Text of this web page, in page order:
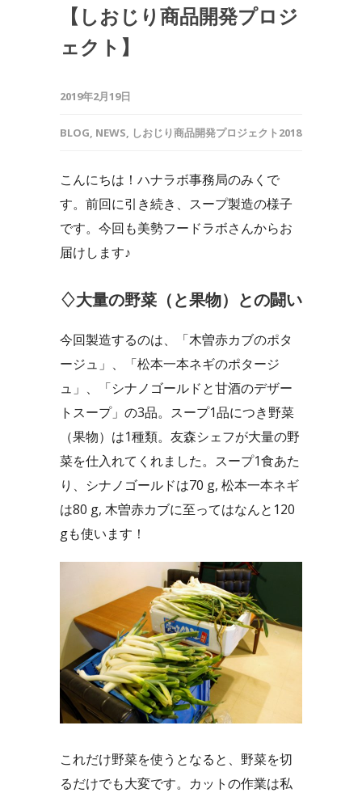
【しおじり商品開発プロジ
ェクト】
2019年2月19日
BLOG, NEWS, しおじり商品開発プロジェクト2018
こんにちは！ハナラボ事務局のみくで
す。前回に引き続き、スープ製造の様子
です。今回も美勢フードラボさんからお
届けします♪
♢大量の野菜（と果物）との闘い
今回製造するのは、「木曽赤カブのポタ
ージュ」、「松本一本ネギのポタージ
ュ」、「シナノゴールドと甘酒のデザー
トスープ」の3品。スープ1品につき野菜
（果物）は1種類。友森シェフが大量の野
菜を仕入れてくれました。スープ1食あた
り、シナノゴールドは70 g, 松本一本ネギ
は80 g, 木曽赤カブに至ってはなんと120
gも使います！
これだけ野菜を使うとなると、野菜を切
るだけでも大変です。カットの作業は私